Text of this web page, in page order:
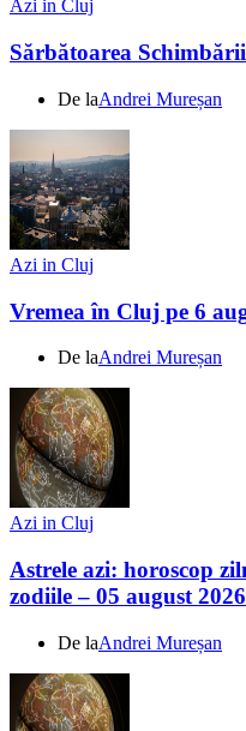
Azi in Cluj
Sărbătoarea
De laAndrei Mureșan
Azi in Cluj
Vremea în Cluj pe 6
De laAndrei Mureșan
Azi in Cluj
Astrele azi: horoscop
zodiile – 05 august 2026
De laAndrei Mureșan